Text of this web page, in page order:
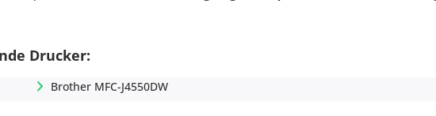
Drucker:
Brother MFC-J4550DW